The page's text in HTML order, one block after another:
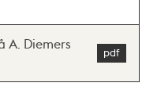
A. Diemers